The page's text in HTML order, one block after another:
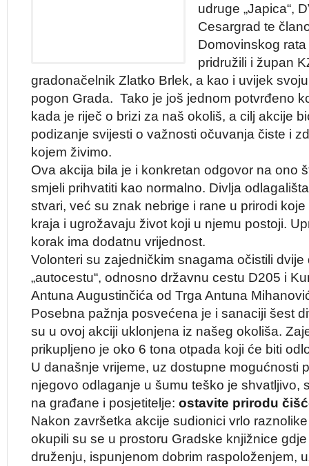
udruge „Japica“,
Cesargrad te
Domovinskog rata
pridružili i župan
gradonačelnik Zlatko Brlek, a kao i uvijek
pogon Grada. Tako je još jednom potvrđeno
kada je riječ o brizi za naš okoliš, a cilj akcije
podizanje svijesti o važnosti očuvanja čiste i
kojem živimo.
Ova akcija bila je i konkretan odgovor na ono
smjeli prihvatiti kao normalno. Divlja
stvari, već su znak nebrige i rane u prirodi
kraja i ugrožavaju život koji u njemu postoji.
korak ima dodatnu vrijednost.
Volonteri su zajedničkim snagama očistili
„autocestu“, odnosno državnu cestu D205 i
Antuna Augustinčića od Trga Antuna
Posebna pažnja posvećena je i sanaciji šest
su u ovoj akciji uklonjena iz našeg okoliša.
prikupljeno je oko 6 tona otpada koji će biti
U današnje vrijeme, uz dostupne mogućnosti
njegovo odlaganje u šumu teško je shvatljivo,
na građane i posjetitelje: ostavite prirodu
Nakon završetka akcije sudionici vrlo
okupili su se u prostoru Gradske knjižnice
druženju, ispunjenom dobrim raspoloženjem,